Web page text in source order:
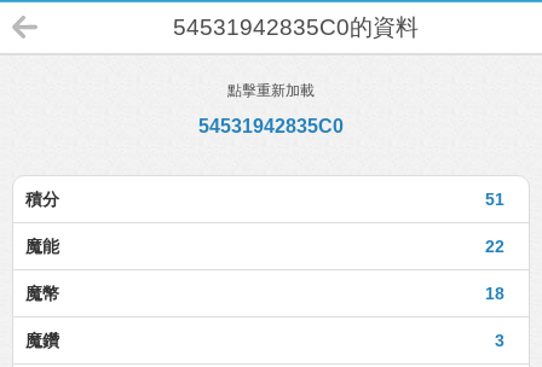
54531942835C0的資料
點擊重新加載
54531942835C0
51
積分
22
魔能
18
魔幣
3
魔鑽